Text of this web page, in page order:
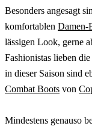
Besonders angesagt
komfortablen Damen-
lässigen Look, gerne
Fashionistas lieben
in dieser Saison sind
Combat Boots von
Mindestens genauso